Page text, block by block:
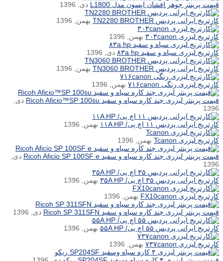
قیمت پرینتر جوهر افشان اپسون مدل L1800
دی, 1396
کارتریج ایرانی پردیس TN2280 BROTHER
بهمن, 1396
کارتریج لیزری ۳۰۳canon
بهمن, 1396
کارتریج لیزری سیاه و سفید ۸۳a hp
دی, 1396
کارتریج ایرانی پردیس TN3060 BROTHER
بهمن, 1396
کارتریج لیزری رنگی ۷۱۶canon
بهمن, 1396
قیمت پرینتر لیزری چند کاره سیاه و سفید Ricoh Aficio™SP 100su
دی,
1396
کارتریج ایرانی پردیس ۱۱ اچ پی/ ۱۱A HP
بهمن, 1396
کارتریج لیزری Tcanon
بهمن, 1396
قیمت پرینتر لیزری چند کاره سیاه و سفید Ricoh Aficio SP 100SF e
دی,
1396
کارتریج ایرانی پردیس ۳۵ اچ پی/ ۳۵A HP
بهمن, 1396
کارتریج لیزری FX10canon
بهمن, 1396
قیمت پرینتر لیزری چند کاره سیاه و سفید Ricoh SP 311SFN
دی, 1396
کارتریج ایرانی پردیس ۵۵ اچ پی/ ۵۵A HP
بهمن, 1396
کارتریج لیزری ۷۳۷canon
بهمن, 1396